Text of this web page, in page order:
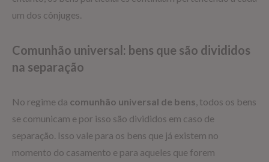
um dos cônjuges.
Comunhão universal: bens que são divididos
na separação
No regime da comunhão universal de bens , todos os bens
se comunicam e por isso são divididos em caso de
separação. Isso vale para os bens que já existem no
momento do casamento e para aqueles que forem